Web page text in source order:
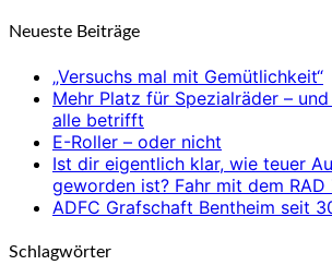
Neueste Beiträge
„Versuchs mal mit Gemütlichkeit“
Mehr Platz für Spezialräder –
alle betrifft
E-Roller – oder nicht
Ist dir eigentlich klar, wie teuer
geworden ist? Fahr mit dem RAD
ADFC Grafschaft Bentheim seit
Schlagwörter